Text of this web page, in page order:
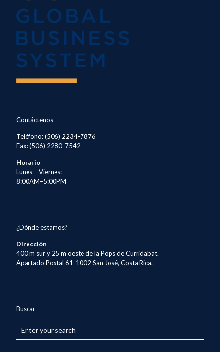
Contáctenos
Teléfono: (506) 2234-7876
Fax: (506) 2280-7542
Horario
Lunes – Viernes:
8:00AM–5:00PM
¿Dónde estamos?
Dirección
400 m sur y 25 m oeste de la Pops de Curridabat.
Apartado Postal 61-1002 San José, Costa Rica.
Buscar